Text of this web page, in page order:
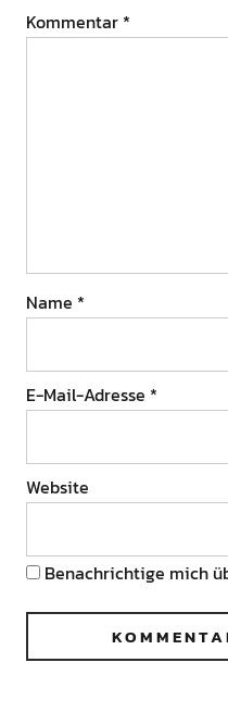
Kommentar *
Name *
E-Mail-Adresse *
Website
Benachrichtige mich